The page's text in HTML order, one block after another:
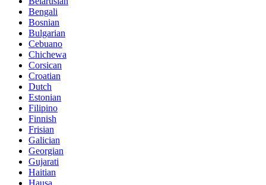
Bengali
Bosnian
Bulgarian
Cebuano
Chichewa
Corsican
Croatian
Dutch
Estonian
Filipino
Finnish
Frisian
Galician
Georgian
Gujarati
Haitian
Hausa